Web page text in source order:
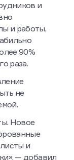
и
и работы,
90%
раза.
не
Новое
и
— добавил